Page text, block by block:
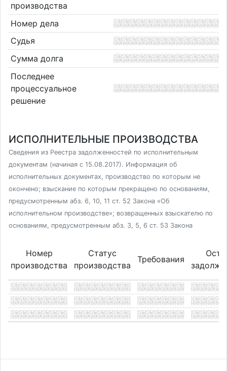
производства
Номер дела
Судья
Сумма долга
Последнее
процессуальное
решение
ИСПОЛНИТЕЛЬНЫЕ ПРОИЗВОДСТВА
Сведения из Реестра задолженностей по исполнительным
документам (начиная с 15.08.2017). Информация об
исполнительных документах, производство по которым не
окончено; взыскание по которым прекращено по основаниям,
предусмотренным абз. 6, 10, 11 ст. 52 Закона «Об
исполнительном производстве»; возвращенных взыскателю по
основаниям, предусмотренным абз. 3, 5, 6 ст. 53 Закона
Номер
производства
Статус
производства
Требования